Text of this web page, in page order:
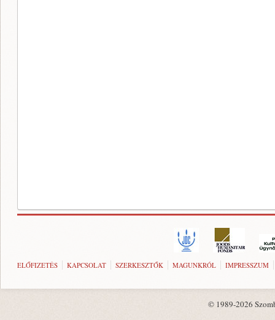
ELŐFIZETÉS KAPCSOLAT SZERKESZTŐK MAGUNKRÓL IMPRESSZUM
© 1989-2026